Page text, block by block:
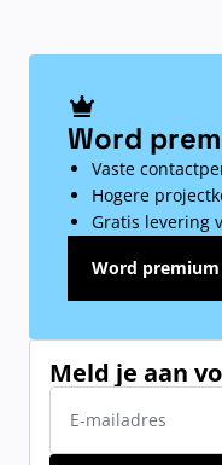
Word
Vaste
Hogere
Gratis levering
Word
Meld je aan